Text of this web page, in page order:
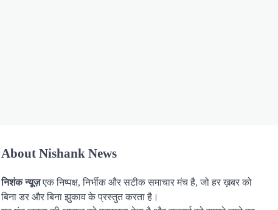
About Nishank News
निशंक न्यूज़एक निष्पक्ष, निर्भीक और सटीक समाचार मंच है, जो हर ख़बर को
बिना डर और बिना झुकाव के प्रस्तुत करता है।